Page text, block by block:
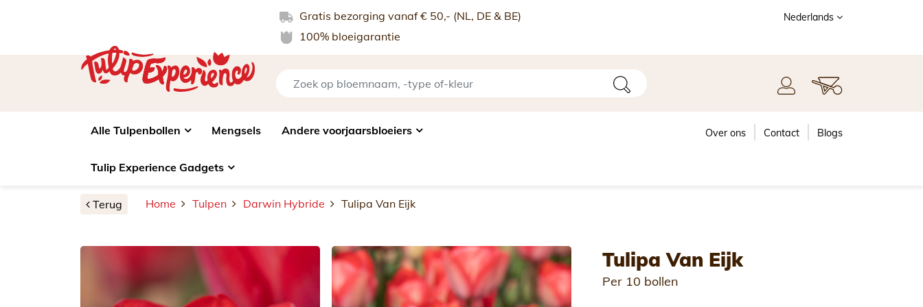
Gratis bezorging vanaf € 50,- (NL, DE & BE)
100% bloeigarantie
Nederlands
Alle Tulpenbollen Mengsels Andere voorjaarsbloeiers
Tulip Experience Gadgets
Over ons Contact Blogs
Terug Home Tulpen Darwin Hybride Tulipa Van Eijk
Tulipa Van Eijk
Per 10 bollen